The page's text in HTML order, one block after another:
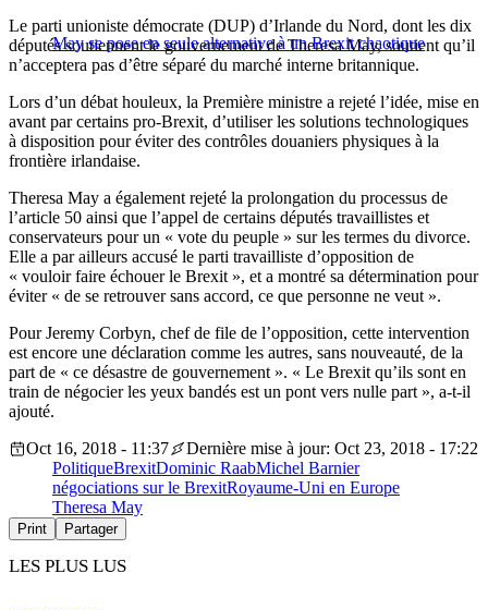
May se pose en seule alternative à un Brexit chaotique
Le parti unioniste démocrate (DUP) d’Irlande du Nord, dont les dix
députés soutiennent le gouvernement de Theresa May, soutient qu’il
n’acceptera pas d’être séparé du marché interne britannique.
Lors d’un débat houleux, la Première ministre a rejeté l’idée, mise en
avant par certains pro-Brexit, d’utiliser les solutions technologiques
à disposition pour éviter des contrôles douaniers physiques à la
frontière irlandaise.
Theresa May a également rejeté la prolongation du processus de
l’article 50 ainsi que l’appel de certains députés travaillistes et
conservateurs pour un « vote du peuple » sur les termes du divorce.
Elle a par ailleurs accusé le parti travailliste d’opposition de
« vouloir faire échouer le Brexit », et a montré sa détermination pour
éviter « de se retrouver sans accord, ce que personne ne veut ».
Pour Jeremy Corbyn, chef de file de l’opposition, cette intervention
est encore une déclaration comme les autres, sans nouveauté, de la
part de « ce désastre de gouvernement ». « Le Brexit qu’ils sont en
train de négocier les yeux bandés est un pont vers nulle part », a-t-il
ajouté.
Oct 16, 2018 - 11:37
Dernière mise à jour: Oct 23, 2018 - 17:22
PolitiqueBrexitDominic RaabMichel Barnier
négociations sur le BrexitRoyaume-Uni en Europe
Theresa May
Print Partager
LES PLUS LUS